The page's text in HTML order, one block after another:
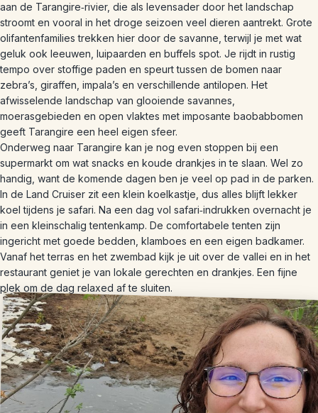
aan de Tarangire‑rivier, die als levensader door het landschap
stroomt en vooral in het droge seizoen veel dieren aantrekt. Grote
olifantenfamilies trekken hier door de savanne, terwijl je met wat
geluk ook leeuwen, luipaarden en buffels spot. Je rijdt in rustig
tempo over stoffige paden en speurt tussen de bomen naar
zebra’s, giraffen, impala’s en verschillende antilopen. Het
afwisselende landschap van glooiende savannes,
moerasgebieden en open vlaktes met imposante baobabbomen
geeft Tarangire een heel eigen sfeer.
Onderweg naar Tarangire kan je nog even stoppen bij een
supermarkt om wat snacks en koude drankjes in te slaan. Wel zo
handig, want de komende dagen ben je veel op pad in de parken.
In de Land Cruiser zit een klein koelkastje, dus alles blijft lekker
koel tijdens je safari. Na een dag vol safari‑indrukken overnacht je
in een kleinschalig tentenkamp. De comfortabele tenten zijn
ingericht met goede bedden, klamboes en een eigen badkamer.
Vanaf het terras en het zwembad kijk je uit over de vallei en in het
restaurant geniet je van lokale gerechten en drankjes. Een fijne
plek om de dag relaxed af te sluiten.